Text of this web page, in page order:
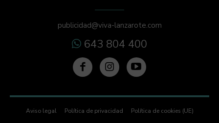
publicidad@viva-lanzarote.com
643 804 400
Aviso legal Política de privacidad Política de cookies (UE)